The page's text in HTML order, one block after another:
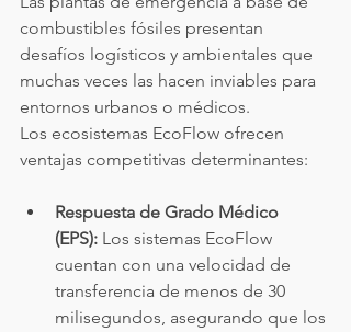
combustibles fósiles presentan
desafíos logísticos y ambientales que
muchas veces las hacen inviables para
entornos urbanos o médicos.
Los ecosistemas EcoFlow ofrecen
ventajas competitivas determinantes:
Respuesta de Grado Médico
(EPS): Los sistemas EcoFlow
cuentan con una velocidad de
transferencia de menos de 30
milisegundos, asegurando que los